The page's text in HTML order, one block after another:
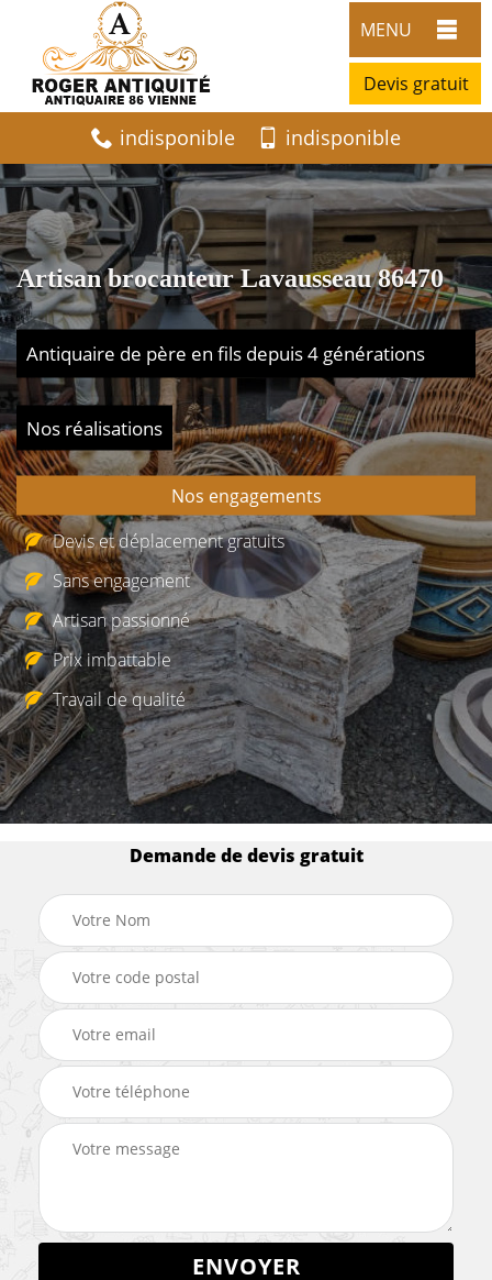
MENU
Devis gratuit
indisponible indisponible
Artisan brocanteur Lavausseau 86470
Antiquaire de père en fils depuis 4 générations
Nos réalisations
Nos engagements
Devis et déplacement gratuits
Sans engagement
Artisan passionné
Prix imbattable
Travail de qualité
Demande de devis gratuit